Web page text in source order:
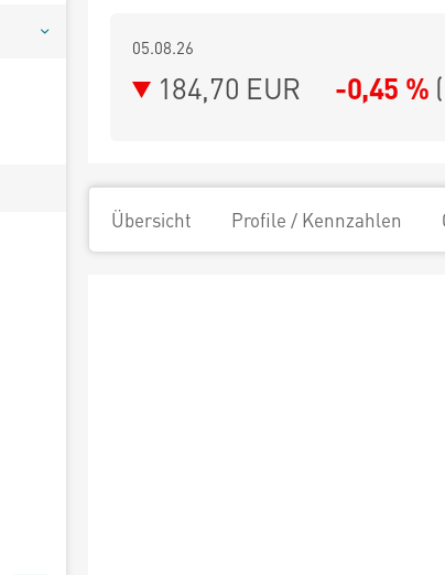
05.08.26
184,70 EUR -0,45 % (
Übersicht Profile / Kennzahlen